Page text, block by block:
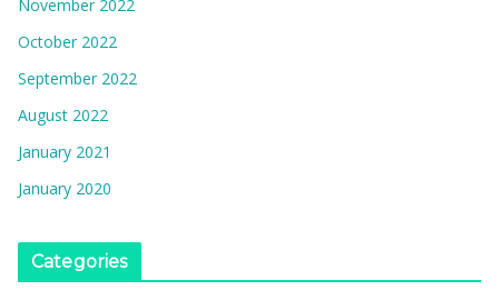
November 2022
October 2022
September 2022
August 2022
January 2021
January 2020
Categories